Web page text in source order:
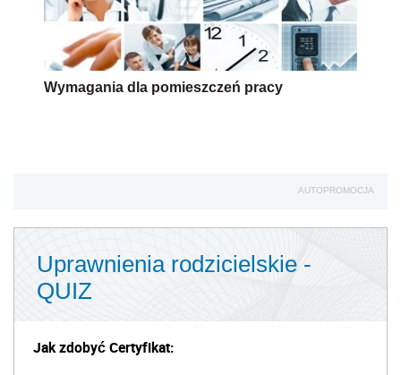
Wymagania dla pomieszczeń pracy
AUTOPROMOCJA
Uprawnienia rodzicielskie -
QUIZ
Jak zdobyć Certyfikat: